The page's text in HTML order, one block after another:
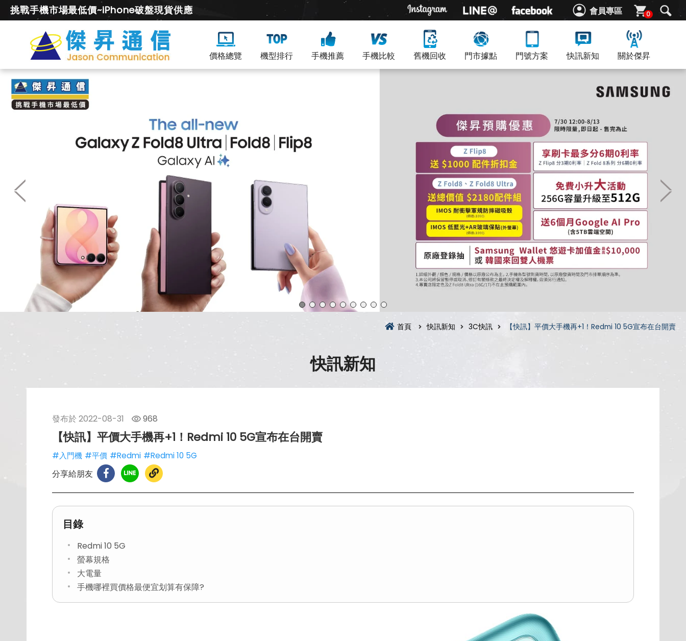
會員專區 0
挑戰手機市場最低價~iPhone破盤現貨供應
價格總覽 機型排行 手機推薦 手機比較 舊機回收 門市據點 門號方案 快訊新知 關於傑昇
首頁 快訊新知 3C快訊 【快訊】平價大手機再+1！Redmi 10 5G宣布在台開賣
快訊新知
發布於 2022-08-31 968
【快訊】平價大手機再+1！Redmi 10 5G宣布在台開賣
#入門機 #平價 #Redmi #Redmi 10 5G
分享給朋友
目錄
Redmi 10 5G
螢幕規格
大電量
手機哪裡買價格最便宜划算有保障?